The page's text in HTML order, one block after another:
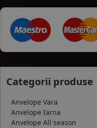
Categorii produse
Anvelope Vara
Anvelope Iarna
Anvelope All season